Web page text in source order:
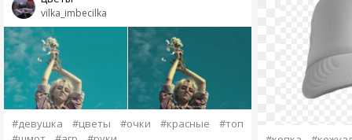
vilka_imbecilka
#девушка #цветы #очки #красные
#топ